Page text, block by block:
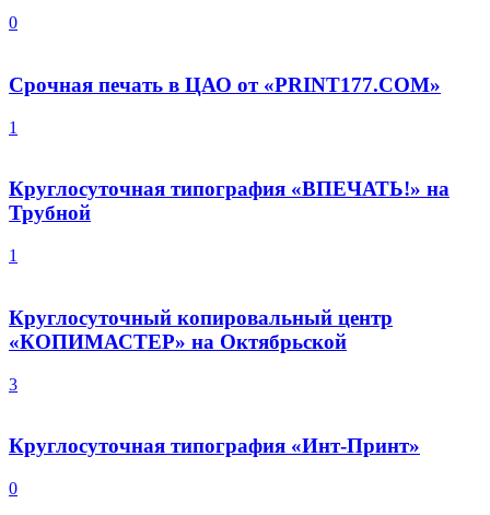
0
Срочная печать в ЦАО от «PRINT177.COM»
1
Круглосуточная типография «ВПЕЧАТЬ!» на
Трубной
1
Круглосуточный копировальный центр
«КОПИМАСТЕР» на Октябрьской
3
Круглосуточная типография «Инт-Принт»
0